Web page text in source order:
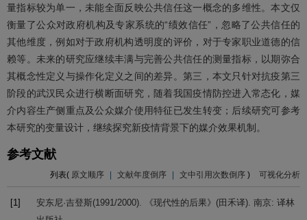
量指标较为单一，未能全面反映公共信任这一概念的多维性。本文仅
衡量了公众对政府机构及专家系统的“绩效信任”，忽略了公共信任的
其他维度，例如对于政府机构透明度的评价，对于专家职业道德的信
赖等。未来的研究应继续丰满与完善公共信任的测量指标，以期弥合
其概念性定义与操作化定义之间的差异。第三，本文只针对抗疫第三
阶段的武汉民众进行横断面研究，随着我国疫情防控进入常态化，媒
介内容生产侧重点及公众媒介使用特征已发生转变；后续研究可参考
本研究的变量设计，继续探究新疫情背景下的媒介效果机制。
参考文献
列表( 原文顺序 | 文献年度倒序 | 文中引用次数倒序 ) 可视化分析
[1] 安东尼·吉登斯(1991/2000). 《现代性的后果》(田禾译) . 南京: 译林